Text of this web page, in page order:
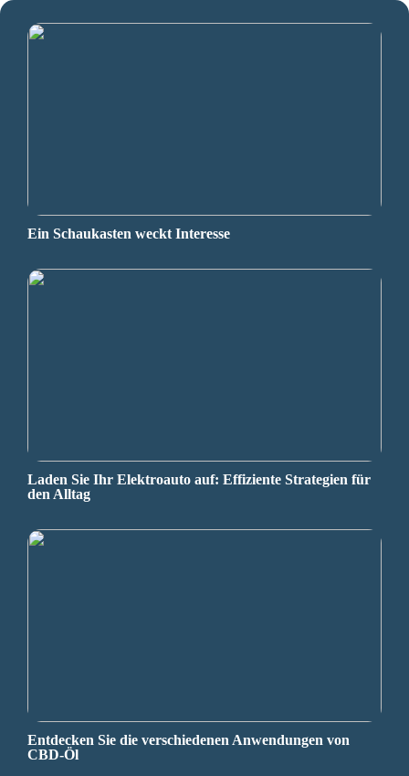
Ein Schaukasten weckt Interesse
Laden Sie Ihr Elektroauto auf: Effiziente Strategien für
den Alltag
Entdecken Sie die verschiedenen Anwendungen von
CBD-Öl